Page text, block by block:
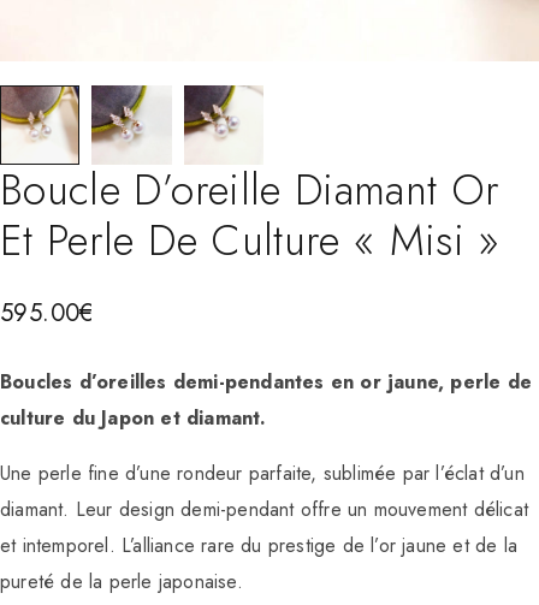
Boucle D’oreille Diamant Or
Et Perle De Culture « Misi »
595.00€
Boucles d’oreilles demi-pendantes en or jaune, perle de
culture du Japon et diamant.
Une perle fine d’une rondeur parfaite, sublimée par l’éclat d’un
diamant. Leur design demi-pendant offre un mouvement délicat
et intemporel. L’alliance rare du prestige de l’or jaune et de la
pureté de la perle japonaise.